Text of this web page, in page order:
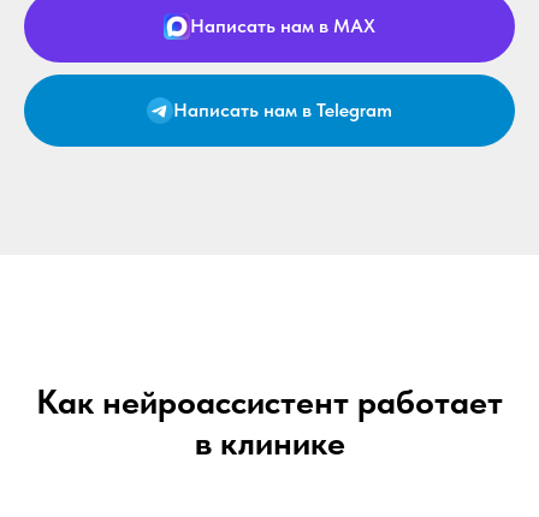
Написать нам в MAX
Написать нам в Telegram
Как нейроассистент работает
в клинике